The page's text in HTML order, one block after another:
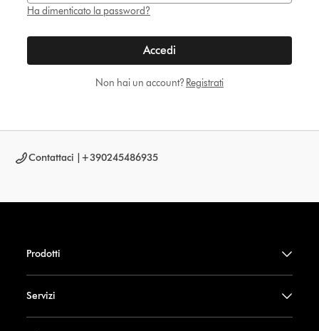
Ha dimenticato la password?
Accedi
Non hai un account? Registrati
Contattaci | +390245486935
Prodotti
Servizi